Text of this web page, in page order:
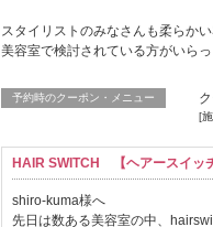
スタイリストのみなさんも柔らか
美容室で検討されている方がいら
予約時のクーポン・メニュー
[
HAIR SWITCH 【ヘアースイッ
shiro-kuma様へ
先日は数ある美容室の中、